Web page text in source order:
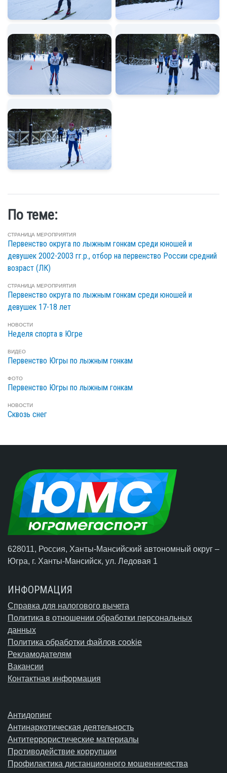
По теме:
СТРАНИЦА МЕРОПРИЯТИЯ
Первенство округа по лыжным гонкам среди юношей и
девушек 2002-2003 гг.р., отбор на первенство России средний
возраст (ЛК)
СТРАНИЦА МЕРОПРИЯТИЯ
Первенство округа по лыжным гонкам среди юношей и
девушек 17-18 лет
НОВОСТИ
Неделя спорта в Югре
ВИДЕО
Первенство Югры по лыжным гонкам
ФОТО
Первенство Югры по лыжным гонкам
НОВОСТИ
Сквозь снег
628011, Россия, Ханты-Мансийский автономный округ –
Югра, г. Ханты-Мансийск, ул. Ледовая 1
ИНФОРМАЦИЯ
Справка для налогового вычета
Политика в отношении обработки персональных
данных
Политика обработки файлов cookie
Рекламодателям
Вакансии
Контактная информация
Антидопинг
Антинаркотическая деятельность
Антитеррористические материалы
Противодействие коррупции
Профилактика дистанционного мошенничества